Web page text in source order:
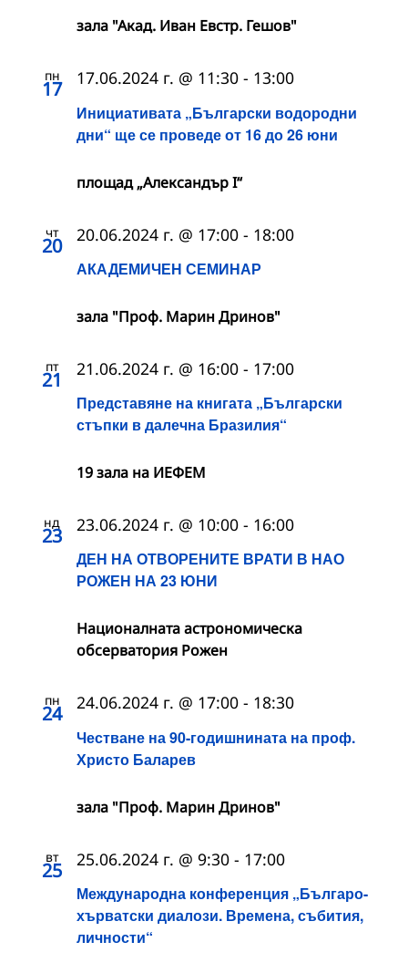
зала "Акад. Иван Евстр. Гешов"
пн
17
Инициативата „Български водородни
дни“ ще се проведе от 16 до 26 юни
17.06.2024 г. @ 11:30 - 13:00
площад „Александър I“
чт
20
АКАДЕМИЧЕН СЕМИНАР
20.06.2024 г. @ 17:00 - 18:00
зала "Проф. Марин Дринов"
пт
21
Представяне на книгата „Български
стъпки в далечна Бразилия“
21.06.2024 г. @ 16:00 - 17:00
19 зала на ИЕФЕМ
нд
23
ДЕН НА ОТВОРЕНИТЕ ВРАТИ В НАО
РОЖЕН НА 23 ЮНИ
23.06.2024 г. @ 10:00 - 16:00
Националната астрономическа
обсерватория Рожен
пн
24
Честване на 90-годишнината на проф.
Христо Баларев
24.06.2024 г. @ 17:00 - 18:30
зала "Проф. Марин Дринов"
вт
25
Международна конференция „Българо-
хърватски диалози. Времена, събития,
личности“
25.06.2024 г. @ 9:30 - 17:00